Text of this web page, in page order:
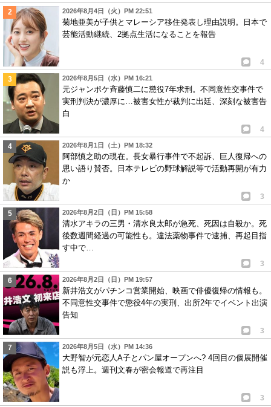
2026年8月4日（火）PM 22:51
菊地亜美が子供とマレーシア移住発表し理由説明。日本で
芸能活動継続、2拠点生活になることを報告
4
2026年8月5日（水）PM 16:21
元ジャンポケ斉藤慎二に懲役7年求刑。不同意性交事件で
実刑判決が濃厚に…被害女性が裁判に出廷、深刻な被害告
白
4
2026年8月1日（土）PM 18:32
阿部慎之助の現在。長女暴行事件で不起訴、巨人復帰への
思い語り賛否。日本テレビの野球解説等で活動再開が有力
か
3
2026年8月2日（日）PM 15:58
清水アキラの三男・清水良太郎が急死、死因は自殺か。死
後数週間経過の可能性も。違法薬物事件で逮捕、再起目指
す中で…
3
2026年8月2日（日）PM 19:57
新井浩文がパチンコ営業開始、映画で俳優復帰の情報も。
不同意性交事件で懲役4年の実刑、出所2年でイベント出演
告知
3
2026年8月5日（水）PM 14:36
大野智が元恋人A子とパン屋オープンへ? 4回目の個展開催
説も浮上。週刊文春が密会報道で再注目
3